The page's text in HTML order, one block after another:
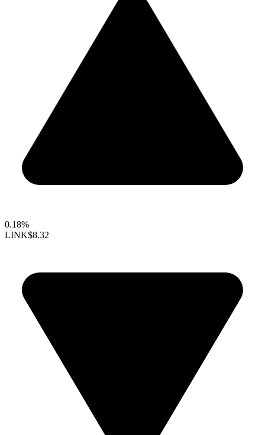
0.18%
LINK$8.32